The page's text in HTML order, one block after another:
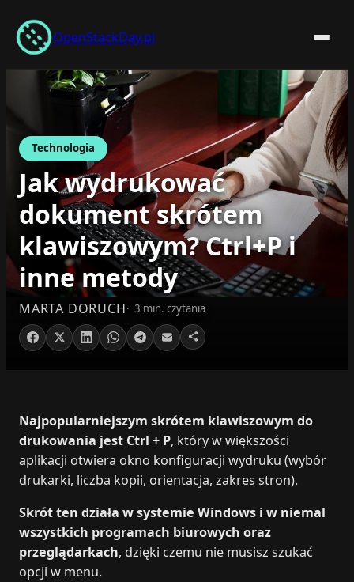
Przejdź
do
treści
OpenStackDay.pl
Technologia
Jak wydrukować
dokument skrótem
klawiszowym? Ctrl+P i
inne metody
MARTA DORUCH 3 min. czytania
Najpopularniejszym skrótem klawiszowym do
drukowania jest Ctrl + P, który w większości
aplikacji otwiera okno konfiguracji wydruku (wybór
drukarki, liczba kopii, orientacja, zakres stron).
Skrót ten działa w systemie Windows i w niemal
wszystkich programach biurowych oraz
przeglądarkach, dzięki czemu nie musisz szukać
opcji w menu.